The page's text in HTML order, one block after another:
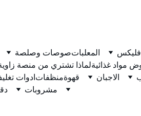
صوصات وصلصةالمعلبات
لماذا تشتري من منصةمواد غذائية
ادوات منظفاتقهوة الاجبان
مشروبات